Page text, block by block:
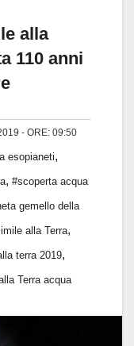
alla
110 anni
- ORE: 09:50
esopianeti,
, #scoperta acqua
gemello della
alla Terra,
terra 2019,
Terra acqua